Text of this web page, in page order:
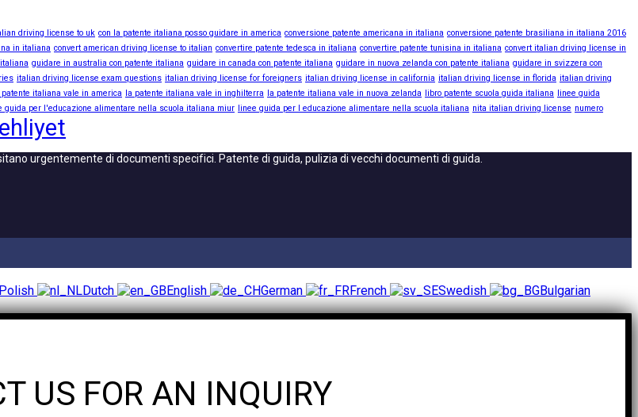
driving license to uk con la patente italiana posso guidare in america conversione patente americana in italiana conversione patente brasiliana in italiana 2016
in italiana convert american driving license to italian convertire patente tedesca in italiana convertire patente tunisina in italiana convert italian driving license in
guidare in australia con patente italiana guidare in canada con patente italiana guidare in nuova zelanda con patente italiana guidare in svizzera con
italian driving license exam questions italian driving license for foreigners italian driving license in california italian driving license in florida italian driving
patente italiana vale in america la patente italiana vale in inghilterra la patente italiana vale in nuova zelanda libro patente scuola guida italiana
linee guida
guida per l'educazione alimentare nella scuola italiana miur linee guida per l educazione alimentare nella scuola italiana nita italian driving license numero
urgentemente di documenti specifici. Patente di guida, pulizia di vecchi documenti di guida.
Polish Dutch English German French Swedish
Bulgarian
US FOR AN INQUIRY